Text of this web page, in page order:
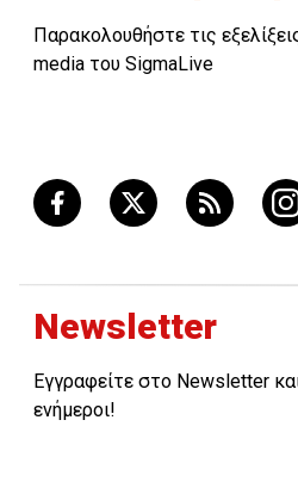
Παρακολουθήστε τις
media του SigmaLive
Newsletter
Εγγραφείτε στο Newsletter
ενήμεροι!